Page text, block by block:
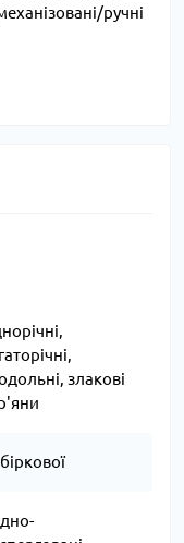
ручні
злакові